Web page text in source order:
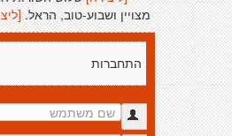
מצויין ושבוע-טוב, הראל.
התחברות